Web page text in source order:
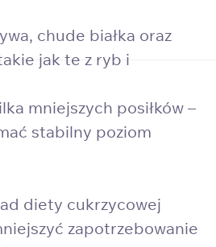
chude białka oraz
jak te z ryb i
mniejszych posiłków –
stabilny poziom
diety cukrzycowej
zapotrzebowanie